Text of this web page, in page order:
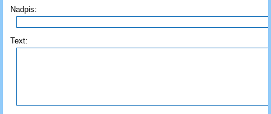
Nadpis:
Text: